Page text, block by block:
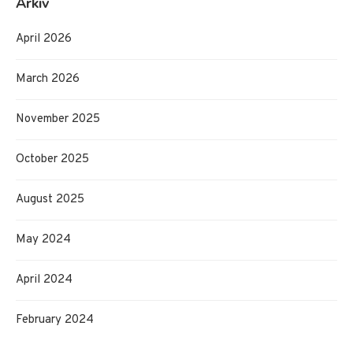
April 2026
March 2026
November 2025
October 2025
August 2025
May 2024
April 2024
February 2024